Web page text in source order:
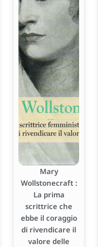
Mary
Wollstonecraft :
La prima
scrittrice che
ebbe il coraggio
di rivendicare il
valore delle